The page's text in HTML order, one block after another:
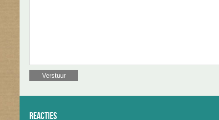
Reacties